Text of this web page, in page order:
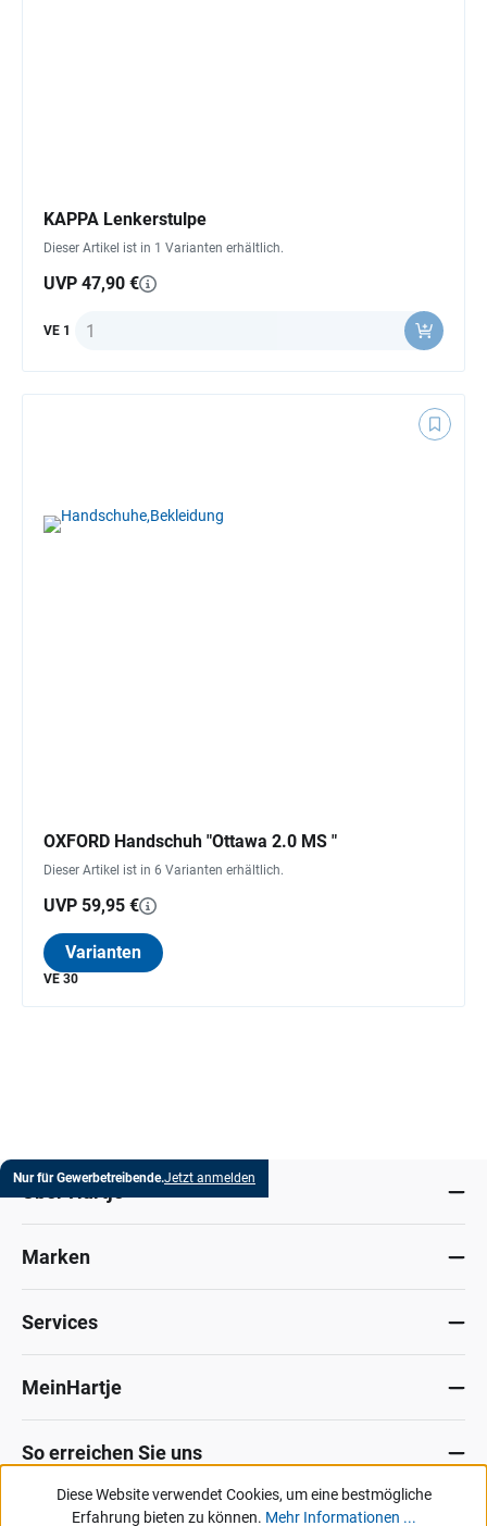
KAPPA Lenkerstulpe
Dieser Artikel ist in 1 Varianten erhältlich.
UVP 47,90 €
VE 1 Anzahl
OXFORD Handschuh "Ottawa 2.0 MS "
Dieser Artikel ist in 6 Varianten erhältlich.
UVP 59,95 €
Varianten
VE 30
Nur für Gewerbetreibende.Jetzt anmelden
Marken
Services
MeinHartje
So erreichen Sie uns
Datenschutz ImpressumAllg. Verkaufsbedingungen
Diese Website verwendet Cookies, um eine bestmögliche
Erfahrung bieten zu können. Mehr Informationen ...